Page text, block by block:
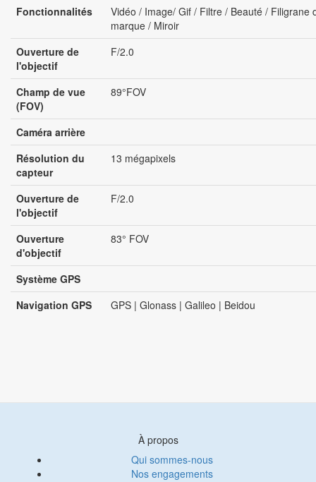
Fonctionnalités
Vidéo / Image/ Gif / Filtre / Beauté / Filigrane
marque / Miroir
Ouverture de
l'objectif
F/2.0
Champ de vue
(FOV)
89°FOV
Caméra arrière
Résolution du
capteur
13 mégapixels
Ouverture de
l'objectif
F/2.0
Ouverture
d'objectif
83° FOV
Système GPS
Navigation GPS
GPS | Glonass | Galileo | Beidou
À propos
Qui sommes-nous
Nos engagements